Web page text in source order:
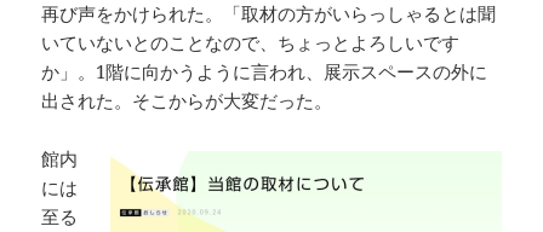
再び声をかけられた。「取材の方がいらっしゃるとは聞
いていないとのことなので、ちょっとよろしいです
か」。1階に向かうように言われ、展示スペースの外に
出された。そこからが大変だった。
館内
には
至る